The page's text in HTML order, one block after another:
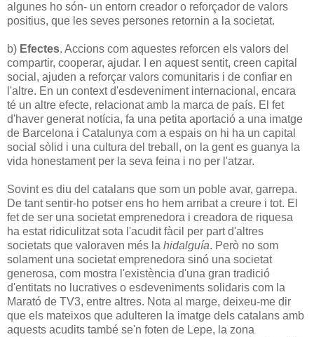
algunes ho són- un entorn creador o reforçador de valors
positius, que les seves persones retornin a la societat.
b) Efectes. Accions com aquestes reforcen els valors del
compartir, cooperar, ajudar. I en aquest sentit, creen capital
social, ajuden a reforçar valors comunitaris i de confiar en
l'altre. En un context d'esdeveniment internacional, encara
té un altre efecte, relacionat amb la marca de país. El fet
d'haver generat notícia, fa una petita aportació a una imatge
de Barcelona i Catalunya com a espais on hi ha un capital
social sòlid i una cultura del treball, on la gent es guanya la
vida honestament per la seva feina i no per l'atzar.
Sovint es diu del catalans que som un poble avar, garrepa.
De tant sentir-ho potser ens ho hem arribat a creure i tot. El
fet de ser una societat emprenedora i creadora de riquesa
ha estat ridiculitzat sota l'acudit fàcil per part d'altres
societats que valoraven més la hidalguía. Però no som
solament una societat emprenedora sinó una societat
generosa, com mostra l'existència d'una gran tradició
d'entitats no lucratives o esdeveniments solidaris com la
Marató de TV3, entre altres. Nota al marge, deixeu-me dir
que els mateixos que adulteren la imatge dels catalans amb
aquests acudits també se'n foten de Lepe, la zona